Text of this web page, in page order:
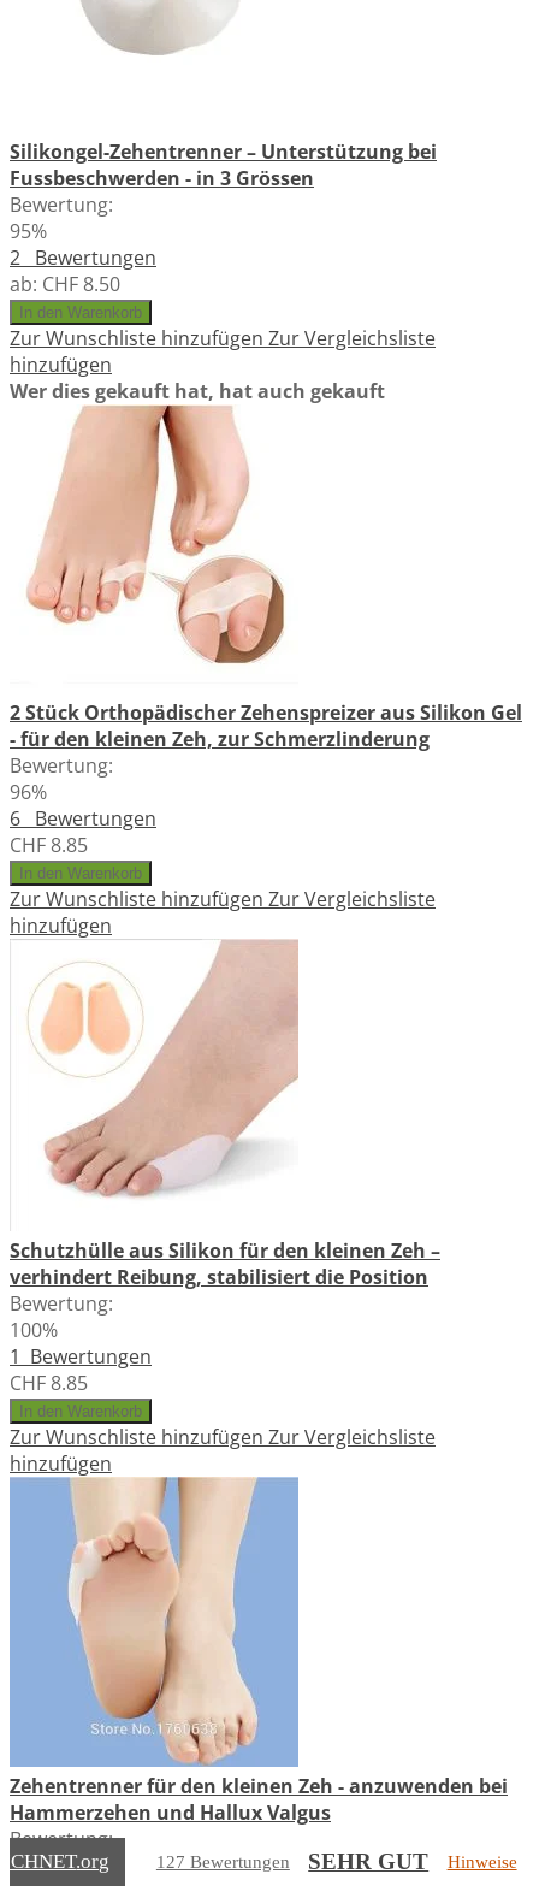
Silikongel-Zehentrenner – Unterstützung bei
Fussbeschwerden - in 3 Grössen
Bewertung:
95%
2 Bewertungen
ab: CHF 8.50
In den Warenkorb
Zur Wunschliste hinzufügen Zur Vergleichsliste
hinzufügen
Wer dies gekauft hat, hat auch gekauft
2 Stück Orthopädischer Zehenspreizer aus Silikon Gel
- für den kleinen Zeh, zur Schmerzlinderung
Bewertung:
96%
6 Bewertungen
CHF 8.85
In den Warenkorb
Zur Wunschliste hinzufügen Zur Vergleichsliste
hinzufügen
Schutzhülle aus Silikon für den kleinen Zeh –
verhindert Reibung, stabilisiert die Position
Bewertung:
100%
1 Bewertungen
CHF 8.85
In den Warenkorb
Zur Wunschliste hinzufügen Zur Vergleichsliste
hinzufügen
Zehentrenner für den kleinen Zeh - anzuwenden bei
Hammerzehen und Hallux Valgus
Bewertung:
100%
.org 127 Bewertungen SEHR GUT Hinweise